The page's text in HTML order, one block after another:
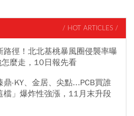
/ HOT ARTICLES /
路徑！北北基桃暴風圈侵襲率曝
麼走，10日報先看
-KY、金居、尖點...PCB買誰
檔」爆炸性強漲，11月末升段